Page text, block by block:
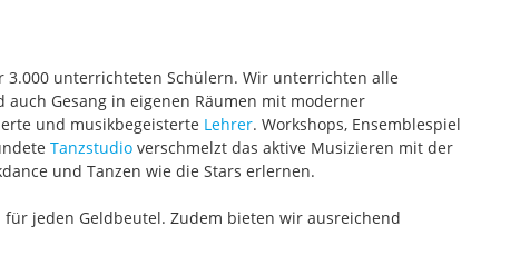
3.000 unterrichteten Schülern. Wir unterrichten alle
auch Gesang in eigenen Räumen mit moderner
und musikbegeisterte Lehrer. Workshops, Ensemblespiel
Tanzstudio verschmelzt das aktive Musizieren mit der
und Tanzen wie die Stars erlernen.
jeden Geldbeutel. Zudem bieten wir ausreichend